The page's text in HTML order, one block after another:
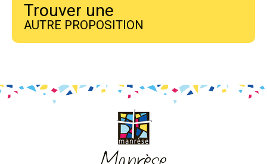
Trouver une
AUTRE PROPOSITION